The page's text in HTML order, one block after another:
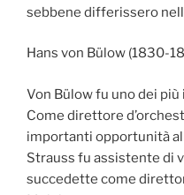
sebbene differissero
Hans von Bülow (1830-
Von Bülow fu uno dei
Come direttore
importanti opportunità
Strauss fu assistente di
succedette come